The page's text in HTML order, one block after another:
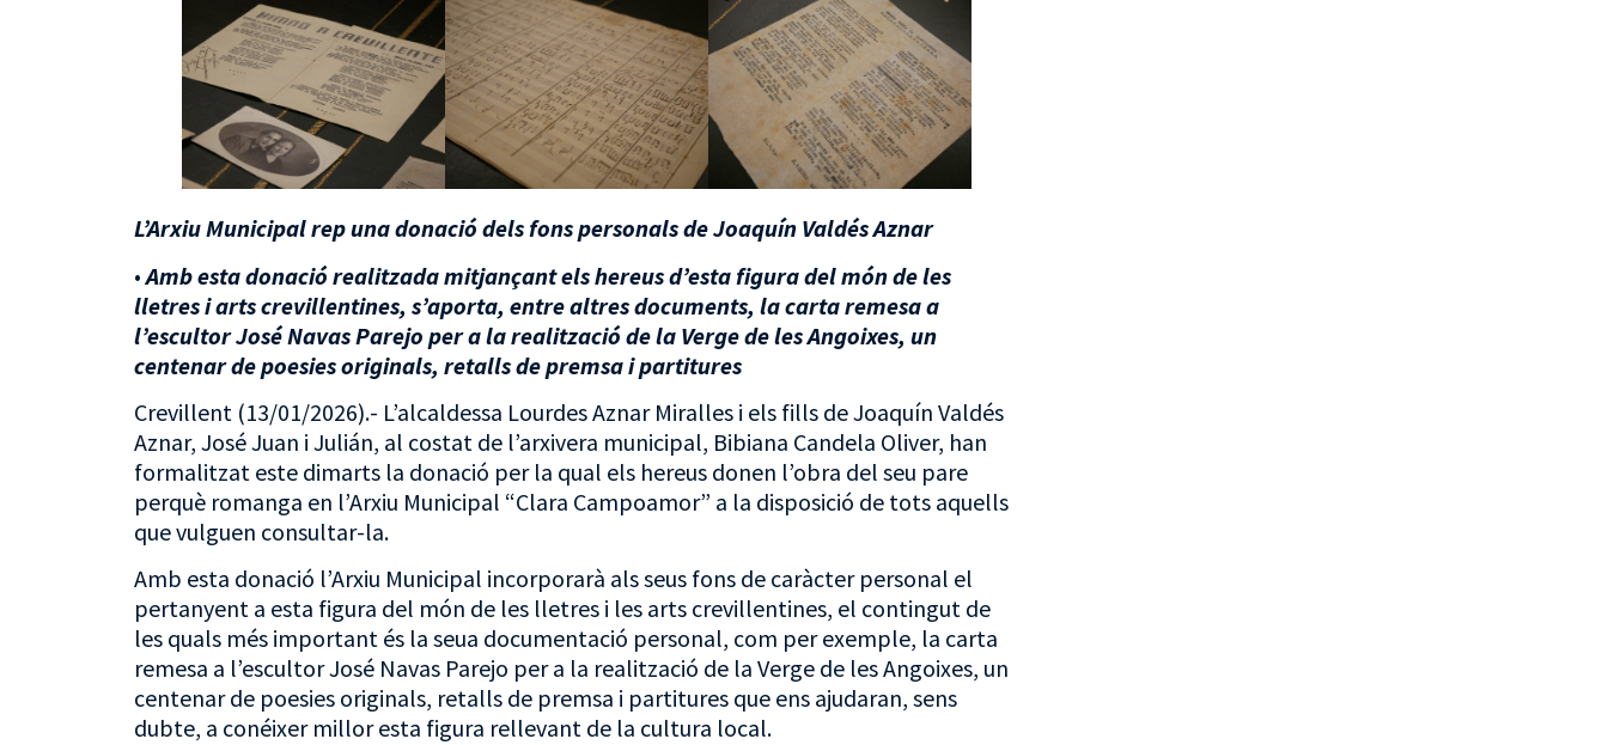
L’Arxiu Municipal rep una donació dels fons personals de Joaquín Valdés Aznar
•Amb esta donació realitzada mitjançant els hereus d’esta figura del món de les
lletres i arts crevillentines, s’aporta, entre altres documents, la carta remesa a
l’escultor José Navas Parejo per a la realització de la Verge de les Angoixes, un
centenar de poesies originals, retalls de premsa i partitures
Crevillent (13/01/2026).- L’alcaldessa Lourdes Aznar Miralles i els fills de Joaquín Valdés
Aznar, José Juan i Julián, al costat de l’arxivera municipal, Bibiana Candela Oliver, han
formalitzat este dimarts la donació per la qual els hereus donen l’obra del seu pare
perquè romanga en l’Arxiu Municipal “Clara Campoamor” a la disposició de tots aquells
que vulguen consultar-la.
Amb esta donació l’Arxiu Municipal incorporarà als seus fons de caràcter personal el
pertanyent a esta figura del món de les lletres i les arts crevillentines, el contingut de
les quals més important és la seua documentació personal, com per exemple, la carta
remesa a l’escultor José Navas Parejo per a la realització de la Verge de les Angoixes, un
centenar de poesies originals, retalls de premsa i partitures que ens ajudaran, sens
dubte, a conéixer millor esta figura rellevant de la cultura local.